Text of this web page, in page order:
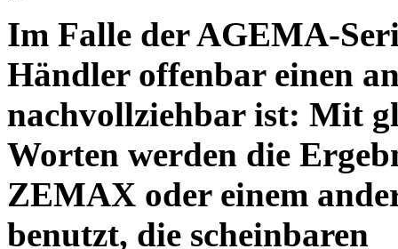
Im Falle der AGEMA-
Händler offenbar einen
nachvollziehbar ist: Mit
Worten werden die
ZEMAX oder einem
benutzt, die scheinbaren